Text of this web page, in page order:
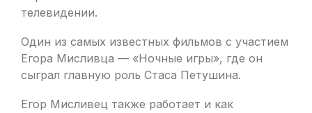
телевидении.
Один из самых известных фильмов с участием
Егора Мисливца — «Ночные игры», где он
сыграл главную роль Стаса Петушина.
Егор Мисливец также работает и как